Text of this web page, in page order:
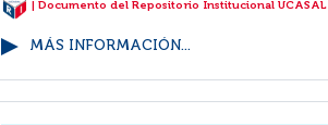
| Documento del Repositorio Institucional UCASAL
MÁS INFORMACIÓN...